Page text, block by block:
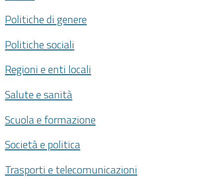
Politiche di genere
Politiche sociali
Regioni e enti locali
Salute e sanità
Scuola e formazione
Società e politica
Trasporti e telecomunicazioni